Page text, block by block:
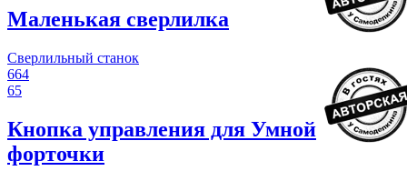
Маленькая сверлилка
Сверлильный станок
664
65
Кнопка управления для Умной
форточки